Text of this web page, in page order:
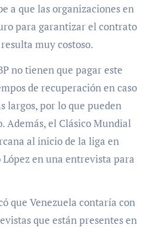
a que las organizaciones en
para garantizar el contrato
muy costoso.
no tienen que pagar este
de recuperación en caso
largos, por lo que pueden
Además, el Clásico Mundial
al inicio de la liga en
López en una entrevista para
que Venezuela contaría con
que están presentes en